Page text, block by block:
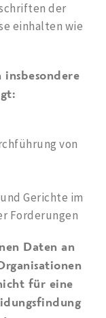
der
einhalten wie
insbesondere
von
Gerichte im
Forderungen
Daten an
für eine